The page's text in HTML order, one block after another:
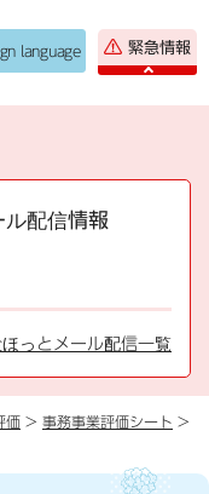
language 緊急情報
ル配信情報
っとメール配信一覧
価 > 事務事業評価シート >